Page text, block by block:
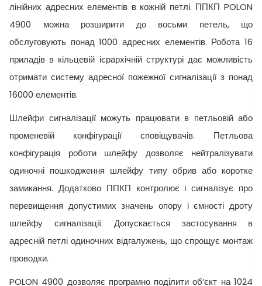
лінійних адресних елементів в кожній петлі. ППКП POLON
4900 можна розширити до восьми петель, що
обслуговують понад 1000 адресних елементів. Робота 16
приладів в кільцевій ієрархічній структурі дає можливість
отримати систему адресної пожежної сигналізації з понад
16000 елементів.
Шлейфи сигналізації можуть працювати в петльовій або
променевій конфігурації сповіщувачів. Петльова
конфігурація роботи шлейфу дозволяє нейтралізувати
одиночні пошкодження шлейфу типу обрив або коротке
замикання. Додатково ППКП контролює і сигналізує про
перевищення допустимих значень опору і ємності дроту
шлейфу сигналізації. Допускається застосування в
адресній петлі одиночних відгалужень, що спрощує монтаж
проводки.
POLON 4900 дозволяє програмно поділити об’єкт на 1024